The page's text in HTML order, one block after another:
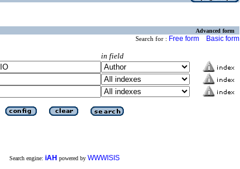
Advanced form
Search for : Free form Basic form
in field
Search engine: iAH powered by WWWISIS